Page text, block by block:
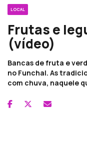
LOCAL
Frutas e
(vídeo)
Bancas de fruta e
no Funchal. As
com chuva, naquele